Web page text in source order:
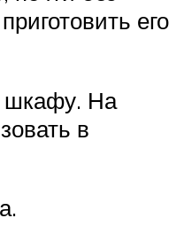
его
шкафу. На
в